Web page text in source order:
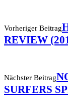
Vorheriger Beitrag
REVIEW
Nächster Beitrag
SURFERS